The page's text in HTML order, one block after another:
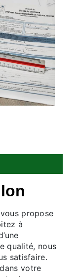
vous propose
à
qualité, nous
satisfaire.
votre